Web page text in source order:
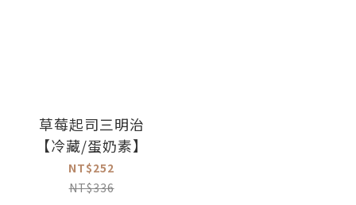
草莓起司三明治
【冷藏/蛋奶素】
NT$252
NT$336